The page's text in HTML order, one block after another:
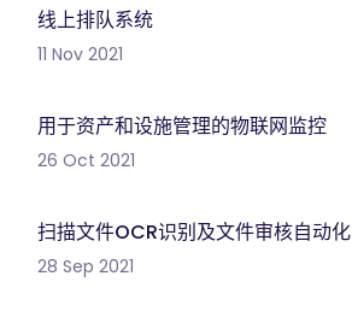
线上排队系统
11 Nov 2021
用于资产和设施管理的物联网监控
26 Oct 2021
扫描文件OCR识别及文件审核自动化
28 Sep 2021